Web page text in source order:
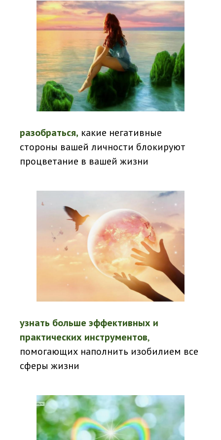
разобраться, какие негативные
стороны вашей личности блокируют
процветание в вашей жизни
узнать больше эффективных и
практических инструментов,
помогающих наполнить изобилием все
сферы жизни